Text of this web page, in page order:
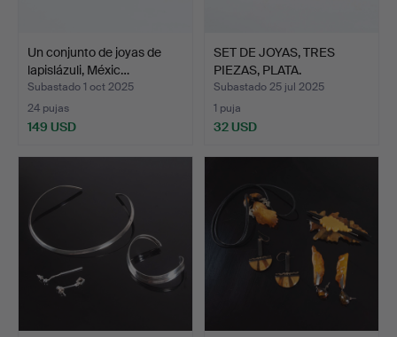
Un conjunto de joyas de
lapislázuli, Méxic…
Subastado 1 oct 2025
24 pujas
149 USD
SET DE JOYAS, TRES
PIEZAS, PLATA.
Subastado 25 jul 2025
1 puja
32 USD